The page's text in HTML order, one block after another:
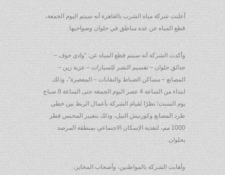
أعلنت شركة مياه الشرب بالقاهرة أنه سيتم اليوم الجمعة،
قطع المياه عن عدة مناطق في حلوان وضواحيها.
وأكدت الشركة أنه سيتم قطع المياه عن: “وادي حوف –
حدائق حلوان – تقسيم النصر للسيارات – عزبة زين –
المصانع – مساكن الضباط والنقابات – المعصرة”، وذلك
ابتداء من الساعة 4 عصر اليوم الجمعة حتى الساعة 8 صباح
يوم السبت؛ نظرًا لقيام الشركة بأعمال الربط بين خطي
طرد المصانع وكورنيش النيل، وذلك بتغيير المحبس قطر
1000 مم، لتغذية الإسكان الاجتماعي بمنطقة المرصد
بحلوان.
وأهابت الشركة بالمواطنين، وأصحاب المخابز،